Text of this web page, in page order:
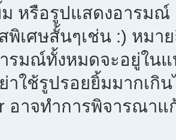
หรือรูปแสดงอารมณ์
พิเศษสั้นๆเช่น :) หมา
รมณ์ทั้งหมดจะอยู่ใน
าใช้รูปรอยยิ้มมากเกิ
อาจทำการพิจารณา